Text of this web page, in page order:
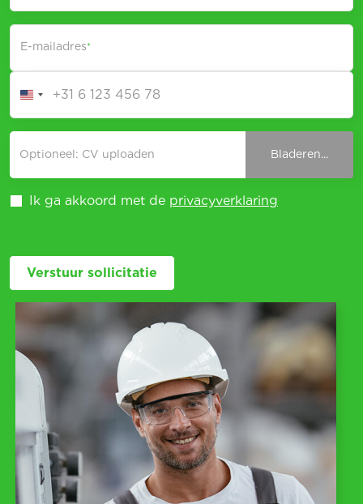
E-mailadres*
Optioneel: CV uploaden Bladeren...
Ik ga akkoord met de privacyverklaring
Verstuur sollicitatie